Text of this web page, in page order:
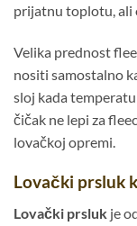
prijatnu toplotu, ali
Velika prednost
nositi samostalno
sloj kada
čičak ne lepi za
lovačkoj opremi.
Lovački prsluk
Lovački prsluk je